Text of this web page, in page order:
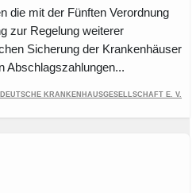
die mit der Fünften Verordnung
zur Regelung weiterer
Sicherung der Krankenhäuser
Abschlagszahlungen...
Deutsche Krankenhausgesellschaft e. V.